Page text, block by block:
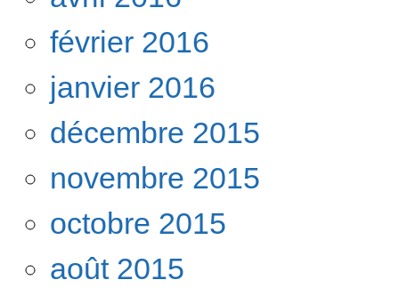
février 2016
janvier 2016
décembre 2015
novembre 2015
octobre 2015
août 2015